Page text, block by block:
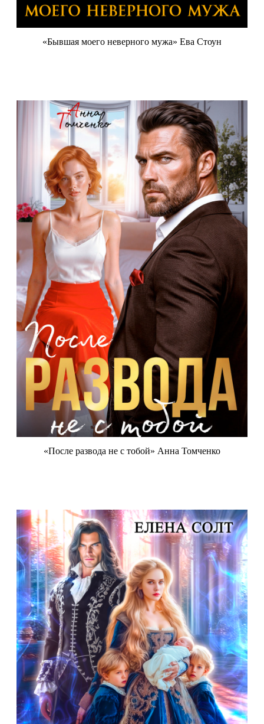
«Бывшая моего неверного мужа» Ева Стоун
«После развода не с тобой» Анна Томченко